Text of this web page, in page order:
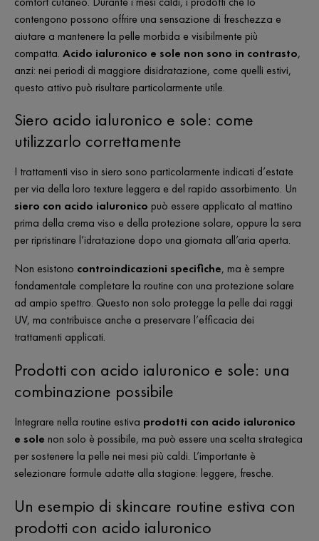
contengono possono offrire una sensazione di freschezza e
aiutare a mantenere la pelle morbida e visibilmente più
compatta. Acido ialuronico e sole non sono in contrasto,
anzi: nei periodi di maggiore disidratazione, come quelli estivi,
questo attivo può risultare particolarmente utile.
Siero acido ialuronico e sole: come
utilizzarlo correttamente
I trattamenti viso in siero sono particolarmente indicati d’estate
per via della loro texture leggera e del rapido assorbimento. Un
siero con acido ialuronico può essere applicato al mattino
prima della crema viso e della protezione solare, oppure la sera
per ripristinare l’idratazione dopo una giornata all’aria aperta.
Non esistono controindicazioni specifiche, ma è sempre
fondamentale completare la routine con una protezione solare
ad ampio spettro. Questo non solo protegge la pelle dai raggi
UV, ma contribuisce anche a preservare l’efficacia dei
trattamenti applicati.
Prodotti con acido ialuronico e sole: una
combinazione possibile
Integrare nella routine estiva prodotti con acido ialuronico
e sole non solo è possibile, ma può essere una scelta strategica
per sostenere la pelle nei mesi più caldi. L’importante è
selezionare formule adatte alla stagione: leggere, fresche.
Un esempio di skincare routine estiva con
prodotti con acido ialuronico